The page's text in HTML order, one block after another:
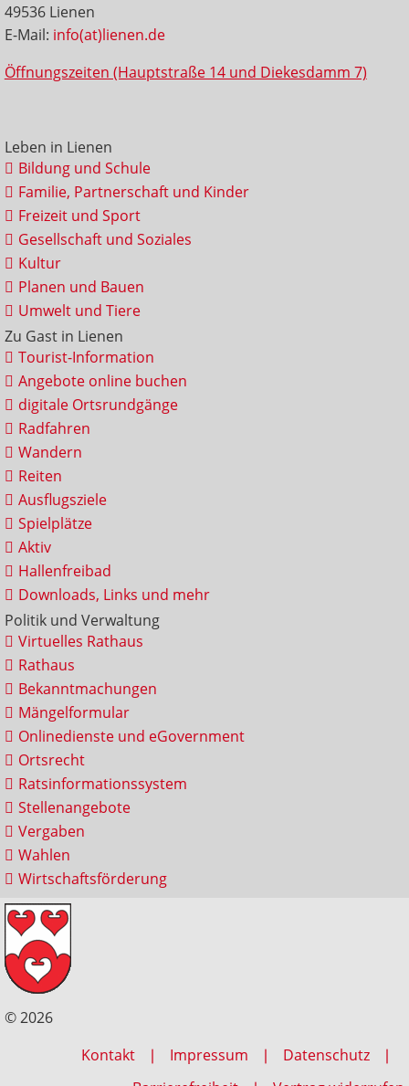
49536 Lienen
E-Mail: info(at)lienen.de
Öffnungszeiten (Hauptstraße 14 und Diekesdamm 7)
Leben in Lienen
Bildung und Schule
Familie, Partnerschaft und Kinder
Freizeit und Sport
Gesellschaft und Soziales
Kultur
Planen und Bauen
Umwelt und Tiere
Zu Gast in Lienen
Tourist-Information
Angebote online buchen
digitale Ortsrundgänge
Radfahren
Wandern
Reiten
Ausflugsziele
Spielplätze
Aktiv
Hallenfreibad
Downloads, Links und mehr
Politik und Verwaltung
Virtuelles Rathaus
Rathaus
Bekanntmachungen
Mängelformular
Onlinedienste und eGovernment
Ortsrecht
Ratsinformationssystem
Stellenangebote
Vergaben
Wahlen
Wirtschaftsförderung
© 2026
Kontakt
Impressum
Datenschutz